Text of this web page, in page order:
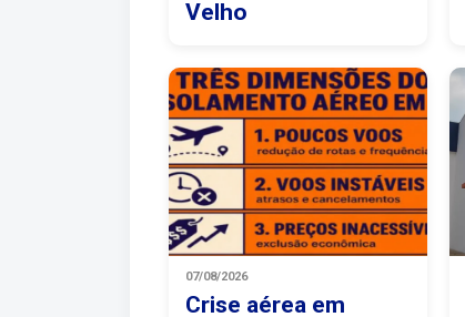
Velho
07/08/2026
Crise aérea em